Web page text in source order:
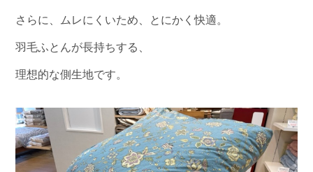
さらに、ムレにくいため、とにかく快適。
羽毛ふとんが長持ちする、
理想的な側生地です。